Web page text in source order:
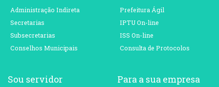
Administração Indireta
Secretarias
Subsecretarias
Conselhos Municipais
Prefeitura Ágil
IPTU On-line
ISS On-line
Consulta de Protocolos
Sou servidor Para a sua empresa